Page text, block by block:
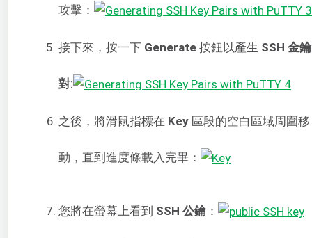
攻擊：
接下來，按一下 Generate 按鈕以產生 SSH 金鑰
對:
之後，將滑鼠指標在 Key 區段的空白區域周圍移
動，直到進度條載入完畢：
您將在螢幕上看到 SSH 公鑰：